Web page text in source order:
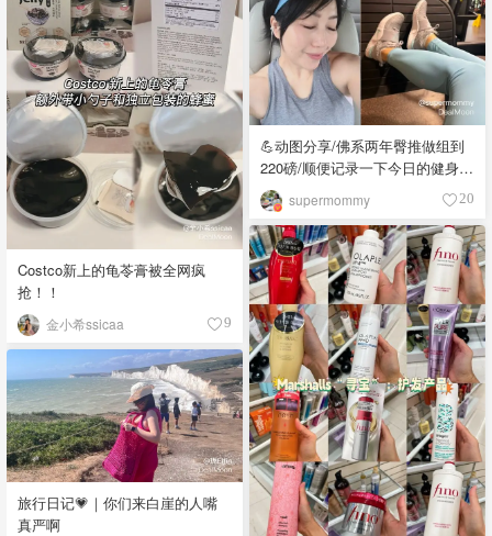
💪动图分享/佛系两年臀推做组到
220磅/顺便记录一下今日的健身馆
OOTD❤️supermommy 20
Costco新上的龟苓膏被全网疯
抢！！
金小希ssicaa 9
旅行日记💗｜你们来白崖的人嘴
真严啊